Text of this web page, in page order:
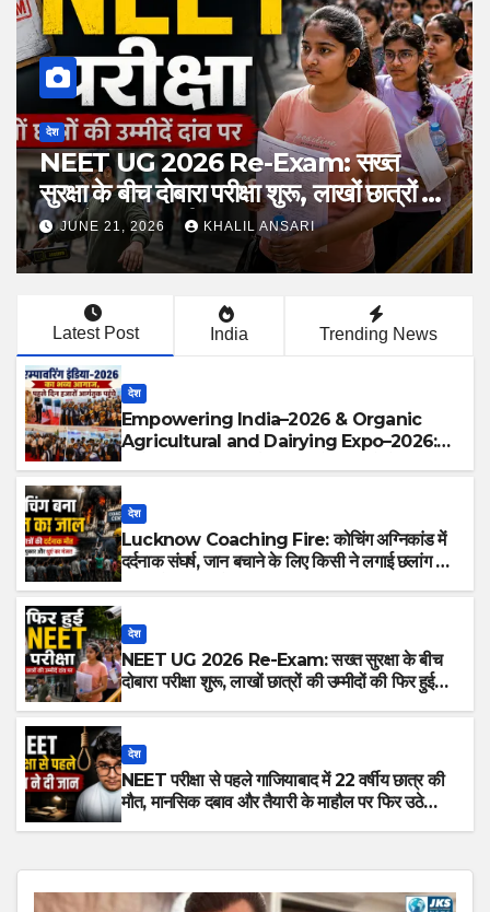
देश
NEET UG 2026 Re-Exam: सख्त
सुरक्षा के बीच दोबारा परीक्षा शुरू, लाखों छात्रों की
उम्मीदों की फिर हुई परीक्षा
JUNE 21, 2026 KHALIL ANSARI
Latest Post India Trending News
देश
Empowering India–2026 & Organic
Agricultural and Dairying Expo–2026:
देश
Lucknow Coaching Fire: कोचिंग अग्निकांड में
दर्दनाक संघर्ष, जान बचाने के लिए किसी ने लगाई छलांग तो
देश
NEET UG 2026 Re-Exam: सख्त सुरक्षा के बीच
दोबारा परीक्षा शुरू, लाखों छात्रों की उम्मीदों की फिर हुई
देश
NEET परीक्षा से पहले गाजियाबाद में 22 वर्षीय छात्र की
मौत, मानसिक दबाव और तैयारी के माहौल पर फिर उठे